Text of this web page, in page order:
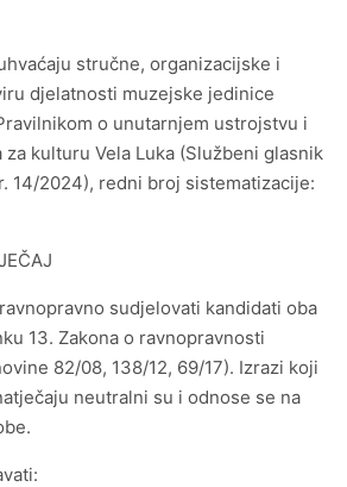
stručne, organizacijske i
djelatnosti muzejske jedinice
o unutarnjem ustrojstvu i
kulturu Vela Luka (Službeni glasnik
14/2024), redni broj sistematizacije:
sudjelovati kandidati oba
13. Zakona o ravnopravnosti
82/08, 138/12, 69/17). Izrazi koji
neutralni su i odnose se na